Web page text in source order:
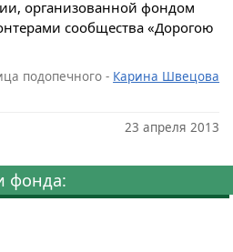
организованной фондом
сообщества «Дорогою
подопечного - Карина Швецова
23 апреля 2013
фонда: